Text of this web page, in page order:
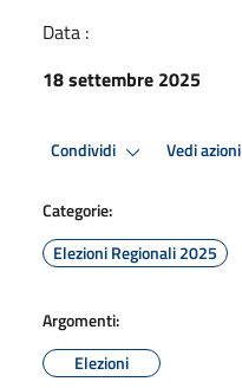
Data :
18 settembre 2025
Condividi Vedi azioni
Categorie:
Elezioni Regionali 2025
Argomenti:
Elezioni